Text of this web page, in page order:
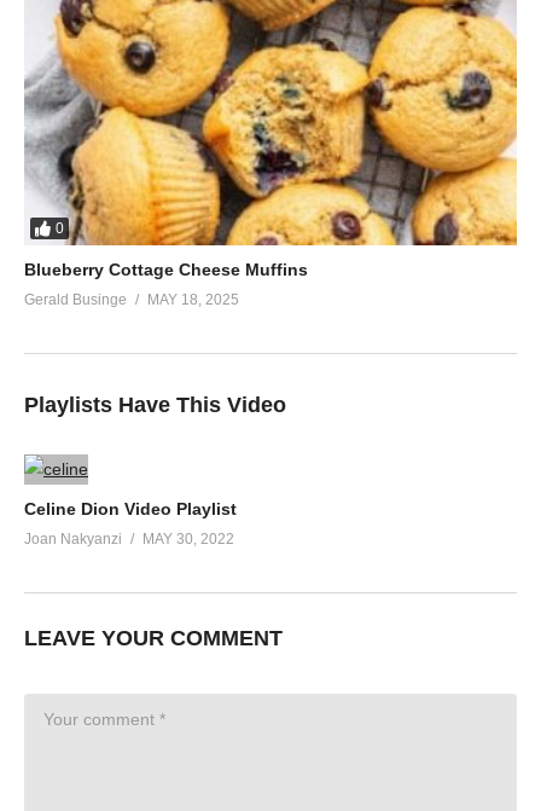
0
Blueberry Cottage Cheese Muffins
Gerald Businge MAY 18, 2025
Playlists Have This Video
Celine Dion Video Playlist
Joan Nakyanzi MAY 30, 2022
LEAVE YOUR COMMENT